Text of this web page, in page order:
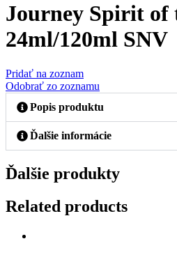
Journey Spirit of
24ml/120ml SNV
Pridať na zoznam
Odobrať zo zoznamu
Popis produktu
Ďalšie informácie
Ďalšie produkty
Related products